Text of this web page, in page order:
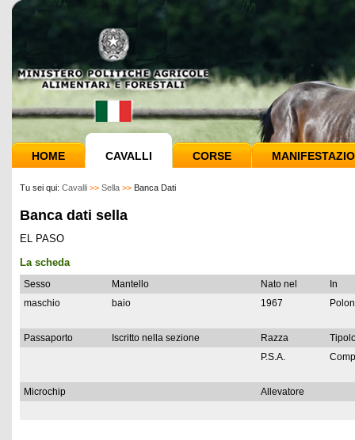
HOME CAVALLI CORSE
Tu sei qui: Cavalli >> Sella >> Banca Dati
Banca dati sella
EL PASO
La scheda
Sesso Mantello Nato nel
In
maschio
baio 1967
Passaporto Iscritto nella sezione Razza
P.S.A.
Microchip Allevatore